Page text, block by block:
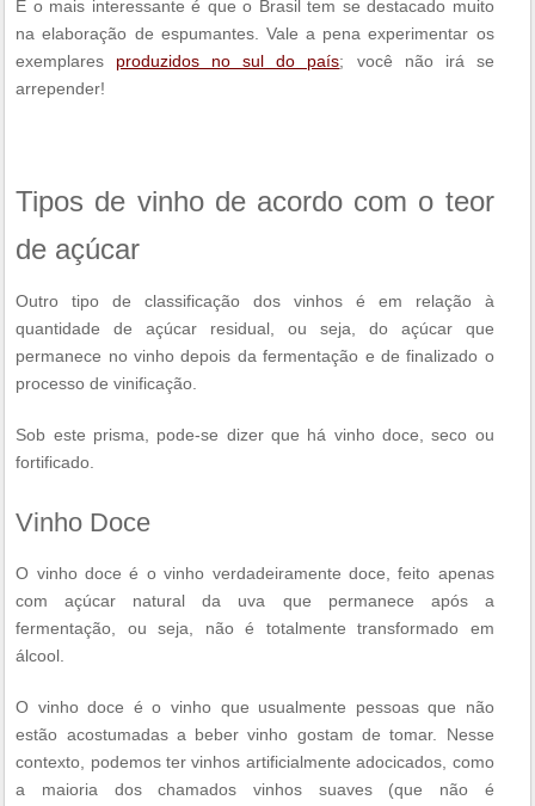
E o mais interessante é que o Brasil tem se destacado muito
na elaboração de espumantes. Vale a pena experimentar os
exemplares produzidos no sul do país; você não irá se
arrepender!
Tipos de vinho de acordo com o teor
de açúcar
Outro tipo de classificação dos vinhos é em relação à
quantidade de açúcar residual, ou seja, do açúcar que
permanece no vinho depois da fermentação e de finalizado o
processo de vinificação.
Sob este prisma, pode-se dizer que há vinho doce, seco ou
fortificado.
Vinho Doce
O vinho doce é o vinho verdadeiramente doce, feito apenas
com açúcar natural da uva que permanece após a
fermentação, ou seja, não é totalmente transformado em
álcool.
O vinho doce é o vinho que usualmente pessoas que não
estão acostumadas a beber vinho gostam de tomar. Nesse
contexto, podemos ter vinhos artificialmente adocicados, como
a maioria dos chamados vinhos suaves (que não é